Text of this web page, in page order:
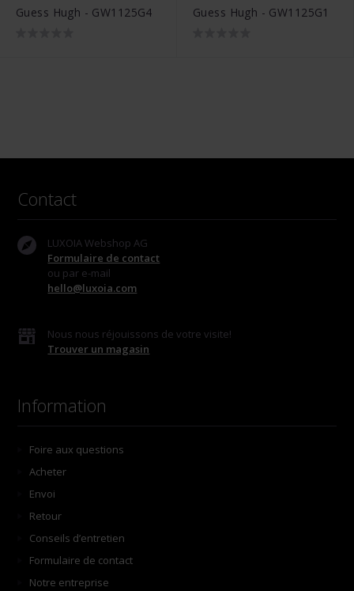
Guess Hugh - GW1125G4 Guess Hugh - GW1125G1
Contact
LUXOIA Webshop AG
Formulaire de contact
ou par e-mail
hello@luxoia.com
Nous nous réjouissons de votre visite!
Trouver un magasin
Information
Foire aux questions
Acheter
Envoi
Retour
Conseils d’entretien
Formulaire de contact
Notre entreprise